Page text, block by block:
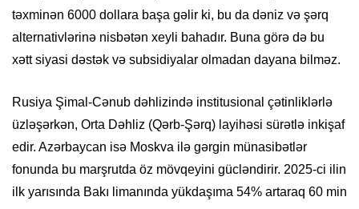
təxminən 6000 dollara başa gəlir ki, bu da dəniz və şərq
alternativlərinə nisbətən xeyli bahadır. Buna görə də bu
xətt siyasi dəstək və subsidiyalar olmadan dayana bilməz.
Rusiya Şimal-Cənub dəhlizində institusional çətinliklərlə
üzləşərkən, Orta Dəhliz (Qərb-Şərq) layihəsi sürətlə inkişaf
edir. Azərbaycan isə Moskva ilə gərgin münasibətlər
fonunda bu marşrutda öz mövqeyini gücləndirir. 2025-ci ilin
ilk yarısında Bakı limanında yükdaşıma 54% artaraq 60 min